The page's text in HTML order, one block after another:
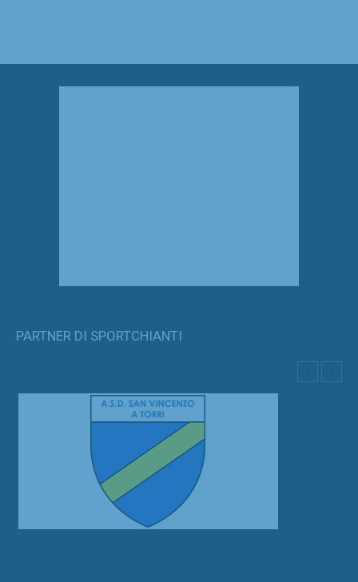
PARTNER DI SPORTCHIANTI